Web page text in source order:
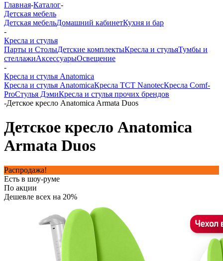
Главная-Каталог-
Детская мебель
Детская мебельДомашний кабинетКухня и бар
-
Кресла и стулья
Парты и СтолыДетские комплектыКресла и стульяТумбы и
стеллажиАксессуарыОсвещение
-
Кресла и стулья Anatomica
Кресла и стулья AnatomicaКресла TCT NanotecКресла Comf-
ProСтулья ДэмиКресла и стулья прочих брендов
-Детское кресло Anatomica Armata Duos
Детское кресло Anatomica
Armata Duos
Распродажа!
Есть в шоу-руме
По акции
Дешевле всех на 20%